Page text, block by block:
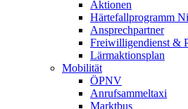
Aktionen
Härtefallprogramm
Ansprechpartner
Freiwilligendienst &
Lärmaktionsplan
Mobilität
ÖPNV
Anrufsammeltaxi
Marktbus